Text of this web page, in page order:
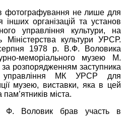
фотографування не лише для
організацій та установ
управління культури, на
Міністерства культури УРСР.
1978 р. В.Ф. Воловика
меморіального музею М.
розпорядженням заступника
управління МК УРСР для
музею, виставки, яка в цей
міста.
Воловик брав участь в